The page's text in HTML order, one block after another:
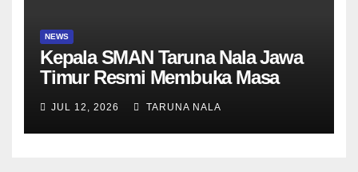
NEWS
Kepala SMAN Taruna Nala Jawa
Timur Resmi Membuka Masa
JUL 12, 2026 TARUNA NALA